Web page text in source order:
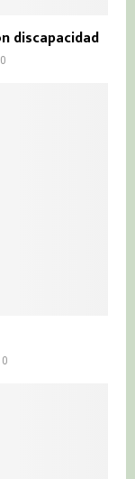
discapacidad
0
0